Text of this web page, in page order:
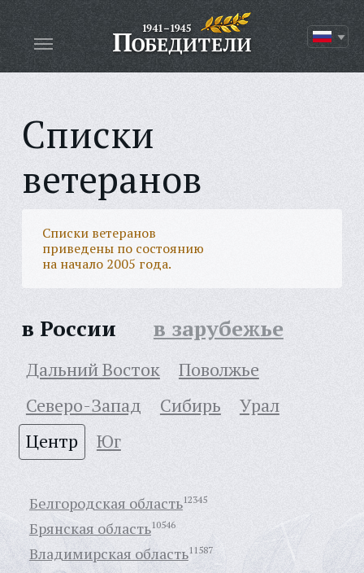
Списки
ветеранов
Списки ветеранов
приведены по состоянию
на начало 2005 года.
в России в зарубежье
Дальний Восток
Поволжье
Северо-Запад
Сибирь
Урал
Центр
Юг
Белгородская область12345
Брянская область10546
Владимирская область11587